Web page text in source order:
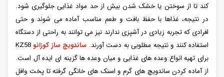
کند تا از سوختن یا خشک شدن بیش از حد مواد غذایی جلوگیری شود.
در نتیجه، غذاها با حفظ بافت و طعم مناسب آماده می شوند و حتی
افرادی که تجربه زیادی در آشپزی ندارند نیز می توانند به راحتی از دستگاه
استفاده کنند و نتیجه مطلوبی به دست آورند. ساندویچ ساز کوزانو KZ58
برای تهیه انواع وعده های غذایی و میان وعده ها گزینه ای ایده آل است.
از آماده کردن ساندویچ های گرم و اسنک های خانگی گرفته تا پخت وافل